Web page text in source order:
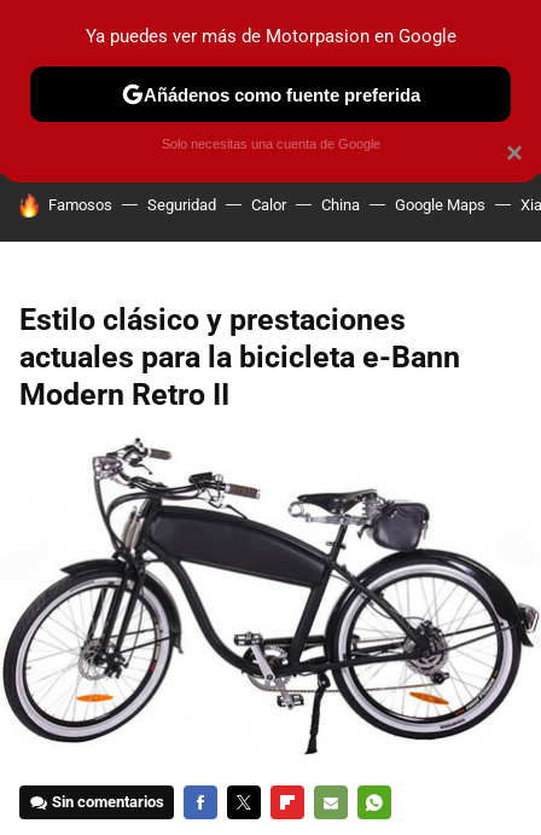
PRUEBAS COCHES ELÉCTRICOS OBSERVATORIO
HOY SE HABLA DE
Famosos Seguridad Calor China Google Maps
Estilo clásico y prestaciones
actuales para la bicicleta e-Bann
Modern Retro II
Sin comentarios
×
Ya puedes ver más de Motorpasion en Google
Añádenos como fuente preferida
Solo necesitas una cuenta de Google